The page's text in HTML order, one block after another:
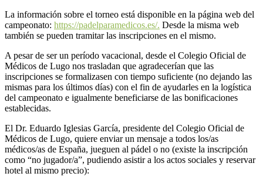
La información sobre el torneo está disponible en la página web del
campeonato: https://padelparamedicos.es/. Desde la misma web
también se pueden tramitar las inscripciones en el mismo.
A pesar de ser un período vacacional, desde el Colegio Oficial de
Médicos de Lugo nos trasladan que agradecerían que las
inscripciones se formalizasen con tiempo suficiente (no dejando las
mismas para los últimos días) con el fin de ayudarles en la logística
del campeonato e igualmente beneficiarse de las bonificaciones
establecidas.
El Dr. Eduardo Iglesias García, presidente del Colegio Oficial de
Médicos de Lugo, quiere enviar un mensaje a todos los/as
médicos/as de España, jueguen al pádel o no (existe la inscripción
como “no jugador/a”, pudiendo asistir a los actos sociales y reservar
hotel al mismo precio):